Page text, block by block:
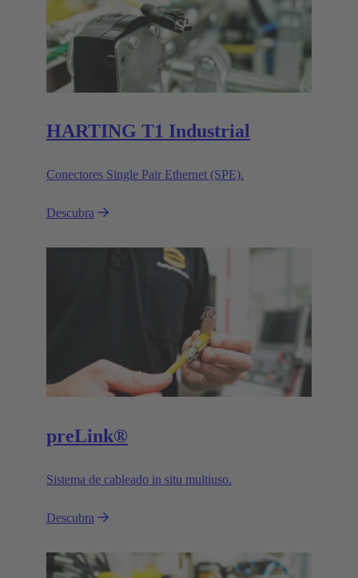
HARTING T1 Industrial
Conectores Single Pair Ethernet (SPE).
Descubra
preLink®
Sistema de cableado in situ multiuso.
Descubra